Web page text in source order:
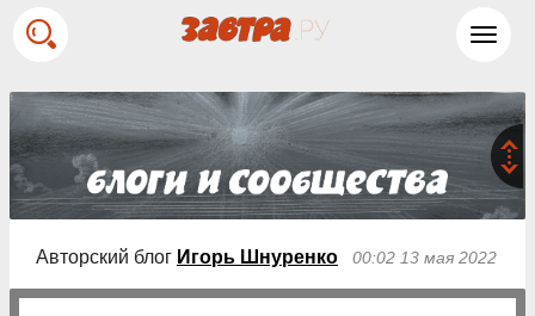
Авторский блог Игорь Шнуренко 00:02 13 мая 2022